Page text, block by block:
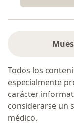
Todos los
especialmente
carácter
considerarse un
médico.